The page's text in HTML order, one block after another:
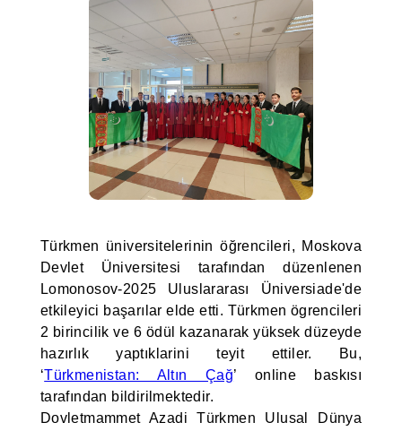
Türkmen üniversitelerinin öğrencileri, Moskova
Devlet Üniversitesi tarafından düzenlenen
Lomonosov-2025 Uluslararası Üniversiade'de
etkileyici başarılar elde etti. Türkmen ögrencileri
2 birincilik ve 6 ödül kazanarak yüksek düzeyde
hazırlık yaptıklarini teyit ettiler. Bu,
‘Türkmenistan: Altın Çağ’ online baskısı
tarafından bildirilmektedir.
Dovletmammet Azadi Türkmen Ulusal Dünya